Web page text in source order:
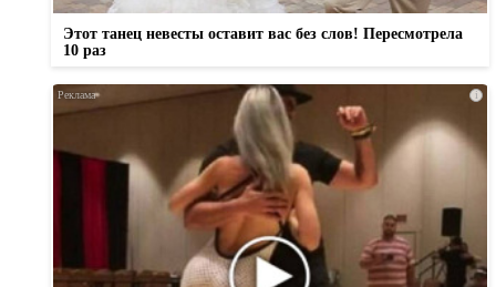
Этот танец невесты оставит вас без слов! Пересмотрела
10 раз
i